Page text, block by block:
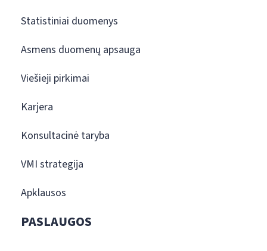
Statistiniai duomenys
Asmens duomenų apsauga
Viešieji pirkimai
Karjera
Konsultacinė taryba
VMI strategija
Apklausos
PASLAUGOS